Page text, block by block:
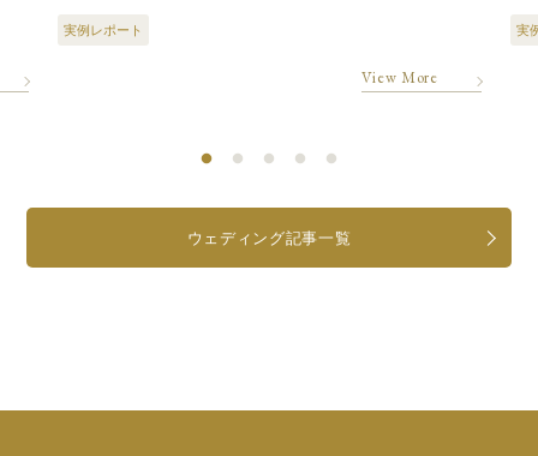
実例レポート
View More
実
ウェディング記事一覧